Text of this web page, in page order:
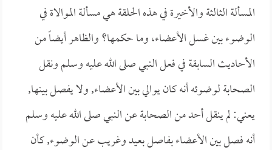
المسألة الثالثة والأخيرة في هذه الحلقة هي مسألة الموالاة في
الوضوء بين غسل الأعضاء، وما حكمها؟ والظاهر أيضاً من
الأحاديث السابقة في فعل النبي صلى الله عليه وسلم ونقل
الصحابة لوضوئه أنه كان يوالي بين الأعضاء, ولا يفصل بينها,
يعني: لم ينقل أحد من الصحابة عن النبي صلى الله عليه وسلم
أنه فصل بين الأعضاء بفاصل بعيد وغريب عن الوضوء, كأن